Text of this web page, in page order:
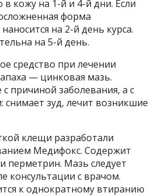
в кожу на 1-й и 4-й дни. Если
форма
на 2-й день курса.
на 5-й день.
средство при лечении
— цинковая мазь.
с причиной заболевания, а с
снимает зуд, лечит возникшие
клещи разработали
Медифокс. Содержит
перметрин. Мазь следует
консультации с врачом.
к однократному втиранию